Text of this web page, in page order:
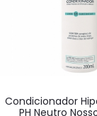
Condicionador
PH Neutro